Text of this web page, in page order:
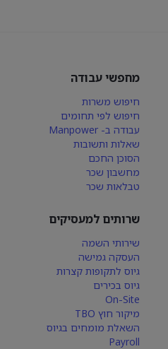
מחפשי עבודה
חיפוש משרות
חיפוש לפי תחומים
עבודה ב- Manpower
שאלות ותשובות
הסוכן החכם
מחשבון שכר
טבלאות שכר
שרותים למעסיקים
שירותי השמה
העסקה גמישה
גיוס לתקופות קצרות
גיוס בכירים
On-Site
מיקור חוץ TBO
השאלת מומחים בגיוס
Payroll